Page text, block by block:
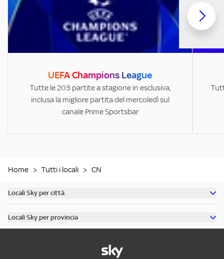
UEFA Champions League
Tutte le 203 partite a stagione in esclusiva,
inclusa la migliore partita del mercoledì sul
canale Prime Sportsbar
Home > Tutti i locali > CN
Locali Sky per città
Scopri tutti i bar di Roma
Locali Sky per provincia
Scopri tutti i bar in provincia di Milano
Scopri tutti i bar in provincia di Roma